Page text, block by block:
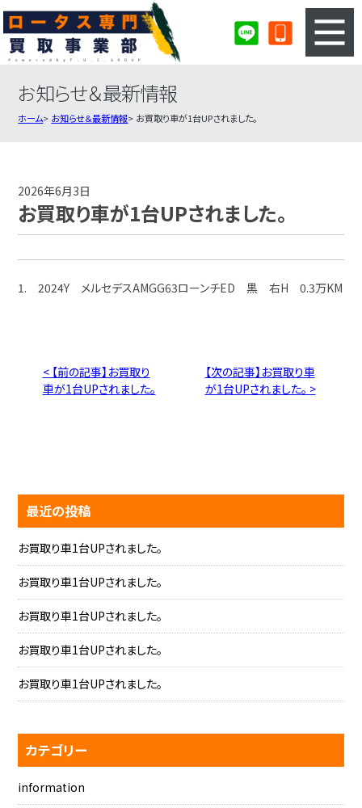
3ステップのカンタン査定
ロータス買取実績
お知らせ＆最新情報
ホーム お知らせ＆最新情報 お買取り車が1台UPされました。
2026年6月3日
お買取り車が1台UPされました。
1. 2024Y メルセデスAMGG63ローンチED 黒 右H 0.3万KM
< 【前の記事】お買取り
車が1台UPされました。
【次の記事】お買取り車
が1台UPされました。 >
最近の投稿
お買取り車1台UPされました。
お買取り車1台UPされました。
お買取り車1台UPされました。
お買取り車1台UPされました。
お買取り車1台UPされました。
カテゴリー
information